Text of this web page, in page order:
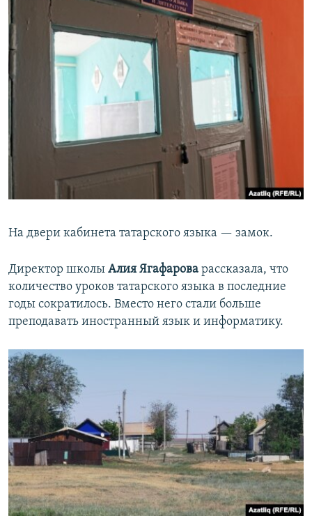
На двери кабинета татарского языка — замок.
Директор школы Алия Ягафарова рассказала, что
количество уроков татарского языка в последние
годы сократилось. Вместо него стали больше
преподавать иностранный язык и информатику.